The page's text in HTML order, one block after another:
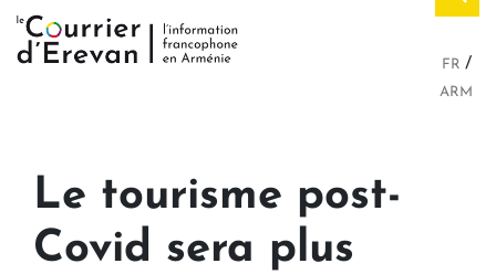
FR
ARM
Le tourisme post-
Covid sera plus